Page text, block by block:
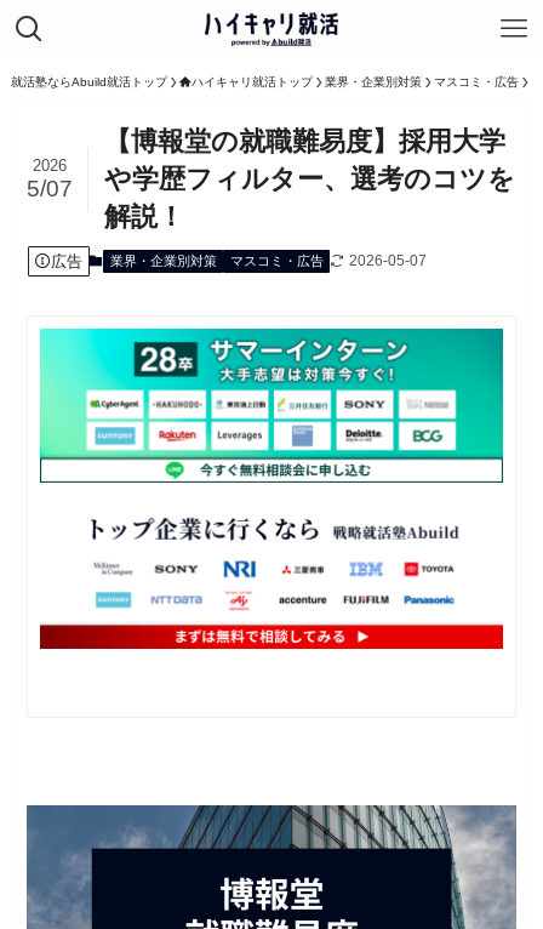
就活塾ならAbuild就活トップ ハイキャリ就活トップ 業界・企業別対策 マスコミ・広告
【博報堂の就職難易度】採用大学
や学歴フィルター、選考のコツを
解説！
2026
5/07
広告 業界・企業別対策 マスコミ・広告 2026-05-07